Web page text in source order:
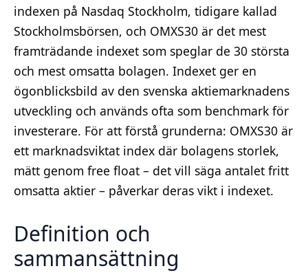
indexen på Nasdaq Stockholm, tidigare kallad
Stockholmsbörsen, och OMXS30 är det mest
framträdande indexet som speglar de 30 största
och mest omsatta bolagen. Indexet ger en
ögonblicksbild av den svenska aktiemarknadens
utveckling och används ofta som benchmark för
investerare. För att förstå grunderna: OMXS30 är
ett marknadsviktat index där bolagens storlek,
mätt genom free float – det vill säga antalet fritt
omsatta aktier – påverkar deras vikt i indexet.
Definition och
sammansättning